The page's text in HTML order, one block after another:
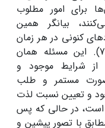
برای امور مطلوب
بیانگر همین
کنونی در هر زمان
است (نک به: مطهری، 1392: 59-76). این مسئله همان
شرایط موجود و
مستمر و طلب
و تعیین نسبت لذت
است، در حالی که پس
با تصور پیشین و